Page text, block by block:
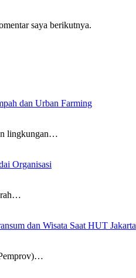
saya berikutnya.
dan Urban Farming
lingkungan…
Organisasi
dan Wisata Saat HUT Jakarta